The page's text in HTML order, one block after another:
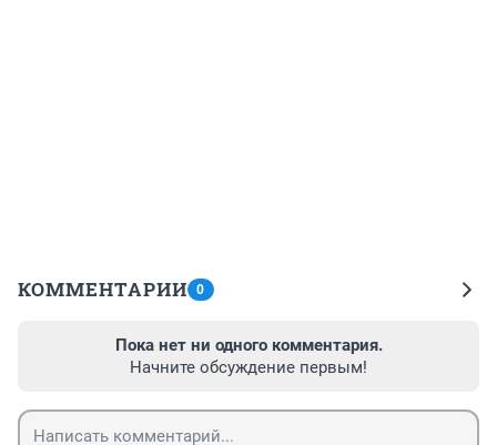
КОММЕНТАРИИ 0
Пока нет ни одного комментария.
Начните обсуждение первым!